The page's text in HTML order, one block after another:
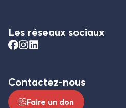
Les réseaux sociaux
Contactez-nous
Faire un don